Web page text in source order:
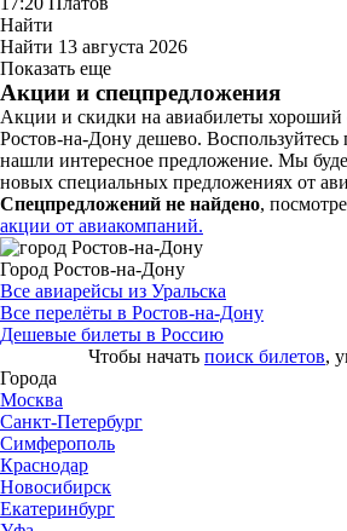
Найти
Найти 13 августа 2026
Показать еще
Акции и спецпредложения
Акции и скидки на авиабилеты хороший
Ростов-на-Дону дешево. Воспользуйтесь
нашли интересное предложение. Мы
новых специальных предложениях от
Спецпредложений не найдено,
акции от авиакомпаний.
Город Ростов-на-Дону
Все авиарейсы из Уральска
Все перелёты в Ростов-на-Дону
Дешевые билеты в Россию
Чтобы начать поиск билетов,
Города
Москва
Санкт-Петербург
Симферополь
Краснодар
Новосибирск
Екатеринбург